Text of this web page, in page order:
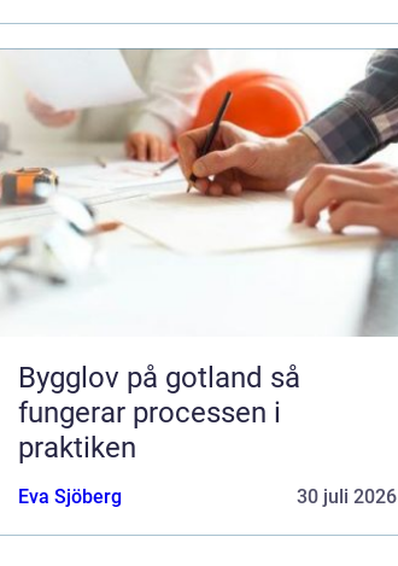
Bygglov på gotland så
fungerar processen i
praktiken
Eva Sjöberg 30 juli 2026